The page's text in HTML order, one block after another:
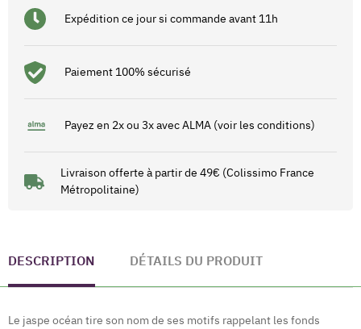
Expédition ce jour si commande avant 11h
Paiement 100% sécurisé
Payez en 2x ou 3x avec ALMA (voir les conditions)
Livraison offerte à partir de 49€ (Colissimo France
Métropolitaine)
DESCRIPTION DÉTAILS DU PRODUIT
Le jaspe océan tire son nom de ses motifs rappelant les fonds